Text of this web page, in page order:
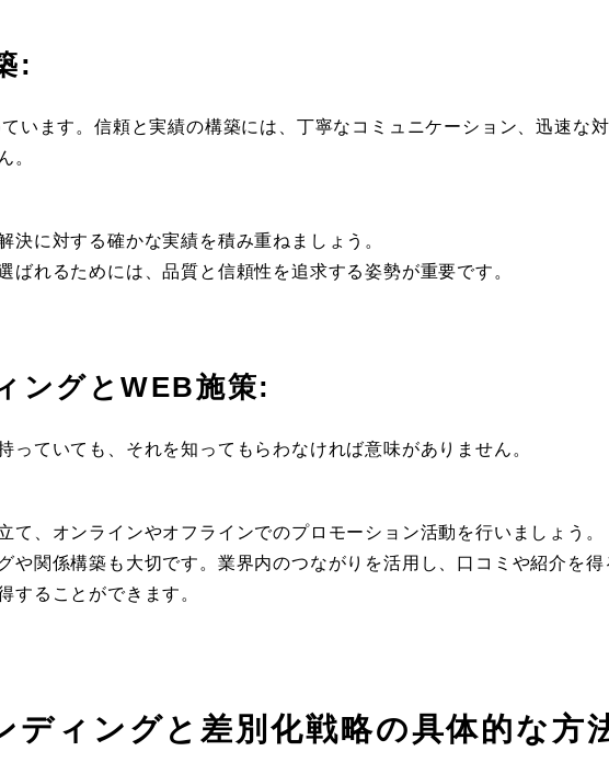
:
います。信頼と実績の構築には、丁寧なコミュニケーション、迅速な
。
決に対する確かな実績を積み重ねましょう。
ばれるためには、品質と信頼性を追求する姿勢が重要です。
ングとWEB施策:
っていても、それを知ってもらわなければ意味がありません。
て、オンラインやオフラインでのプロモーション活動を行いましょう。
や関係構築も大切です。業界内のつながりを活用し、口コミや紹介を得
することができます。
ディングと差別化戦略の具体的な方